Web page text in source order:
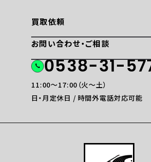
買取依頼
お問い合わせ・ご相談
0538-31-
11:00〜17:00（火〜土）
日・月定休日 / 時間外電話対応可能